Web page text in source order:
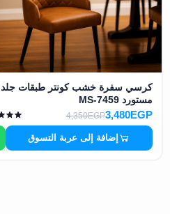
كرسي سفرة خشب كونتر طبقات جلد
مستورد MS-7459
3,480EGP
4,350EGP
إضافة إلى عربة التسوق